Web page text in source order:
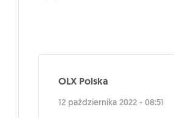
OLX Polska
12 października 2022 - 08:51